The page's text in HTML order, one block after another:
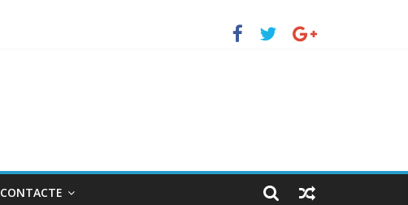
CONTACTE